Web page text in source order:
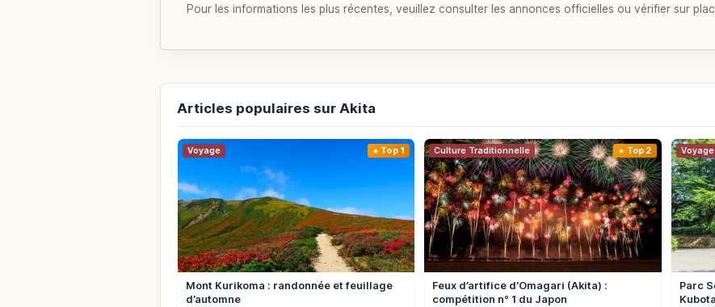
Pour les informations les plus récentes, veuillez consulter les annonces officielles ou vérifier sur
Articles populaires sur Akita
Voyage Top 1
Mont Kurikoma : randonnée et feuillage
d’automne
Culture Traditionnelle Top 2
Feux d’artifice d’Omagari (Akita) :
compétition n° 1 du Japon
Voyage
Parc